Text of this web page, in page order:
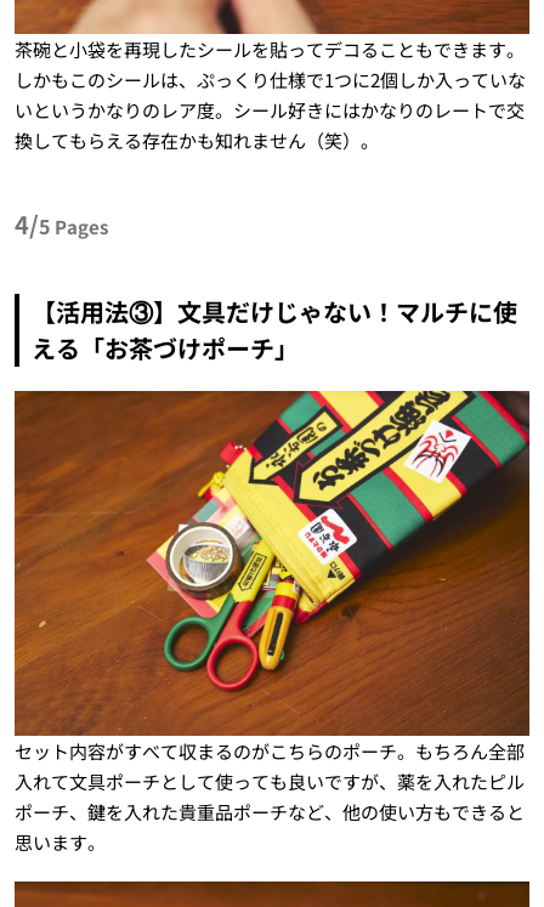
茶碗と小袋を再現したシールを貼ってデコることもできます。
しかもこのシールは、ぷっくり仕様で1つに2個しか入っていな
いというかなりのレア度。シール好きにはかなりのレートで交
換してもらえる存在かも知れません（笑）。
4/5 Pages
【活用法③】文具だけじゃない！マルチに使
える「お茶づけポーチ」
セット内容がすべて収まるのがこちらのポーチ。もちろん全部
入れて文具ポーチとして使っても良いですが、薬を入れたピル
ポーチ、鍵を入れた貴重品ポーチなど、他の使い方もできると
思います。